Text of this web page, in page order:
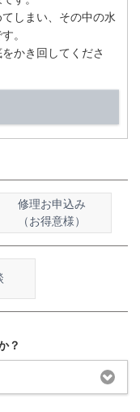
しまい、その中の水
。
かき回してくださ
修理お申込み
（お得意様）
？